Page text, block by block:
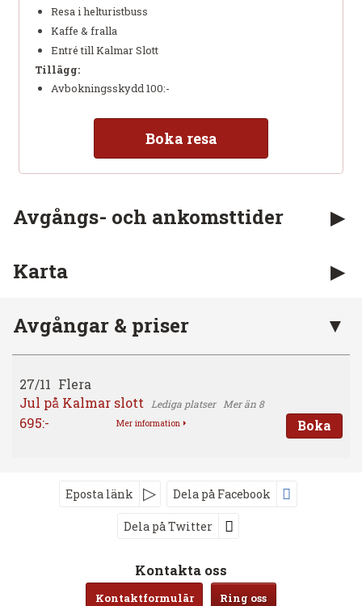
Resa i helturistbuss
Kaffe & fralla
Entré till Kalmar Slott
Tillägg:
Avbokningsskydd 100:-
Boka resa
Avgångs- och ankomsttider
Karta
Avgångar & priser
27/11 Flera
Jul på Kalmar slott
Mer än 8
695:- Boka
Mer information
Eposta länk Dela på Facebook
Dela på Twitter
Följ oss på
Kontakta oss
Kontaktformulär Ring oss